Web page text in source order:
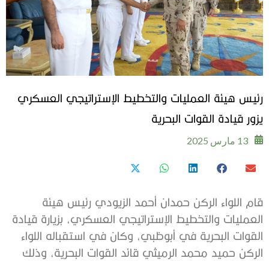
رئيس هيئة العمليات والتخطيط الإستراتيجي العسكري
يزور قيادة القوات البحرية
13 مارس 2025
قام اللواء الركن حمدان أحمد الزيودي رئيس هيئة
العمليات والتخطيط الإستراتيجي العسكري، بزيارة قيادة
القوات البحرية في أبوظبي، وكان في استقباله اللواء
الركن حميد محمد الرميثي قائد القوات البحرية، وذلك